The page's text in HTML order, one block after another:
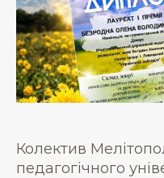
Колектив
педагогічного